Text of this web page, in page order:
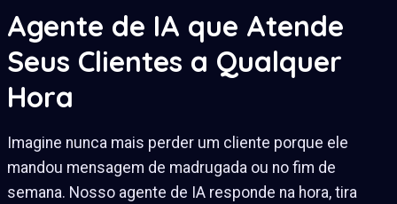
Agente de IA que Atende
Seus Clientes a Qualquer
Hora
Imagine nunca mais perder um cliente porque ele
mandou mensagem de madrugada ou no fim de
semana. Nosso agente de IA responde na hora, tira